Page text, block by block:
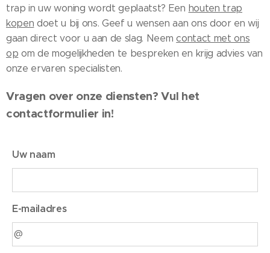
trap in uw woning wordt geplaatst? Een houten trap
kopen doet u bij ons. Geef u wensen aan ons door en wij
gaan direct voor u aan de slag. Neemcontact met ons
op om de mogelijkheden te bespreken en krijg advies van
onze ervaren specialisten.
Vragen over onze diensten? Vul het
contactformulier in!
Uw naam
E-mailadres